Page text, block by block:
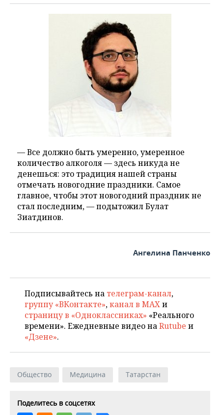
— Все должно быть умеренно, умеренное
количество алкоголя — здесь никуда не
денешься: это традиция нашей страны
отмечать новогодние праздники. Самое
главное, чтобы этот новогодний праздник не
стал последним, — подытожил Булат
Зиатдинов.
Ангелина Панченко
Подписывайтесь на телеграм-канал,
группу «ВКонтакте»,канал в MAXи
страницу в «Одноклассниках» «Реального
времени». Ежедневные видео наRutube и
«Дзене».
Общество Медицина Татарстан
Поделитесь в соцсетях